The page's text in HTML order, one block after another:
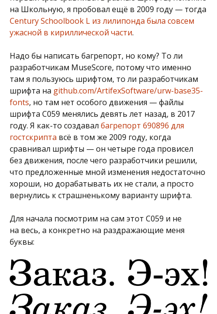
на Школьную, я пробовал ещё в 2009 году — тогда
Century Schoolbook L из лилипонда была совсем
ужасной в кириллической части.
Надо бы написать багрепорт, но кому? То ли
разработчикам MuseScore, потому что именно
там я пользуюсь шрифтом, то ли разработчикам
шрифта на github.com/ArtifexSoftware/urw-base35-
fonts, но там нет особого движения — файлы
шрифта C059 менялись девять лет назад, в 2017
году. Я как-то создавал багрепорт 690896 для
гостскрипта всё в том же 2009 году, когда
сравнивал шрифты — он четыре года провисел
без движения, после чего разработчики решили,
что предложенные мной изменения недостаточно
хороши, но дорабатывать их не стали, а просто
вернулись к страшненькому варианту шрифта.
Для начала посмотрим на сам этот C059 и не
на весь, а конкретно на раздражающие меня
буквы: